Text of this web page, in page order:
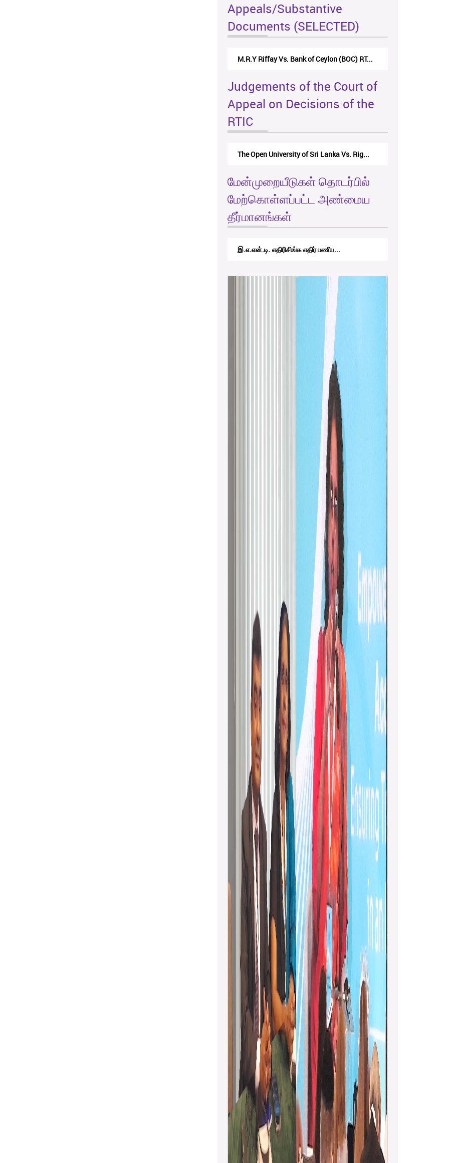
Appeals/Substantive
Documents (SELECTED)
M.R.Y Riffay Vs. Bank of Ceylon (BOC) RT...
Judgements of the Court of
Appeal on Decisions of the
RTIC
The Open University of Sri Lanka Vs. Rig...
மேன்முறையீடுகள் தொடர்பில்
மேற்கொள்ளப்பட்ட அண்மைய
தீர்மானங்கள்
இ.எ.என்.டி. எதிரிசிங்க எதிர் பணிப...